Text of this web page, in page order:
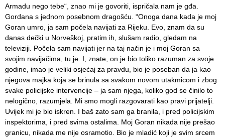
Armadu nego tebe“, znao mi je govoriti, ispričala nam je gđa.
Gordana s jednom posebnom dragošću. “Onoga dana kada je moj
Goran umro, ja sam počela navijati za Rijeku. Evo, znam da su
danas dečki u Norveškoj, pratim ih, slušam radio, gledam na
televiziji. Počela sam navijati jer na taj način je i moj Goran sa
svojim navijačima, tu je. I, znate, on je bio toliko razuman za svoje
godine, imao je veliki osjećaj za pravdu, bio je poseban da ja kao
njegova majka koja se brinula sa svakom novom utakmicom i zbog
svake policijske intervencije – ja sam njega, koliko god se činilo to
nelogično, razumjela. Mi smo mogli razgovarati kao pravi prijatelji.
Uvijek mi je bio iskren. I baš zato sam ga branila, i pred policijskim
inspektorima, i pred svima ostalima. Moj Goran nikada nije prešao
granicu, nikada me nije osramotio. Bio je mladić koji je svim srcem